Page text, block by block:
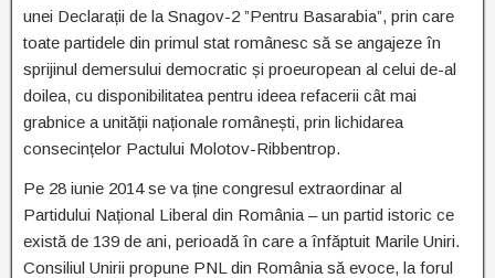
unei Declarații de la Snagov-2 ”Pentru Basarabia”, prin care
toate partidele din primul stat românesc să se angajeze în
sprijinul demersului democratic și proeuropean al celui de-al
doilea, cu disponibilitatea pentru ideea refacerii cât mai
grabnice a unității naționale românești, prin lichidarea
consecințelor Pactului Molotov-Ribbentrop.
Pe 28 iunie 2014 se va ține congresul extraordinar al
Partidului Național Liberal din România – un partid istoric ce
există de 139 de ani, perioadă în care a înfăptuit Marile Uniri.
Consiliul Unirii propune PNL din România să evoce, la forul